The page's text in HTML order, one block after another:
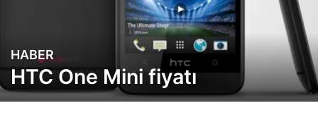
1
3
y
ı
HABER
HTC One Mini fiyatı